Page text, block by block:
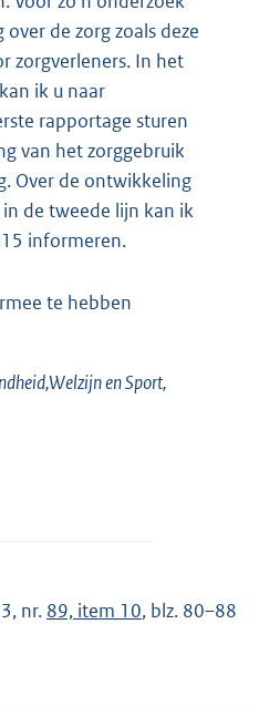
de zorg zoals deze
zorgverleners. In het
ik u naar
rapportage sturen
van het zorggebruik
Over de ontwikkeling
de tweede lijn kan ik
informeren.
te hebben
en Sport,
nr. 89, item 10, blz. 80–88